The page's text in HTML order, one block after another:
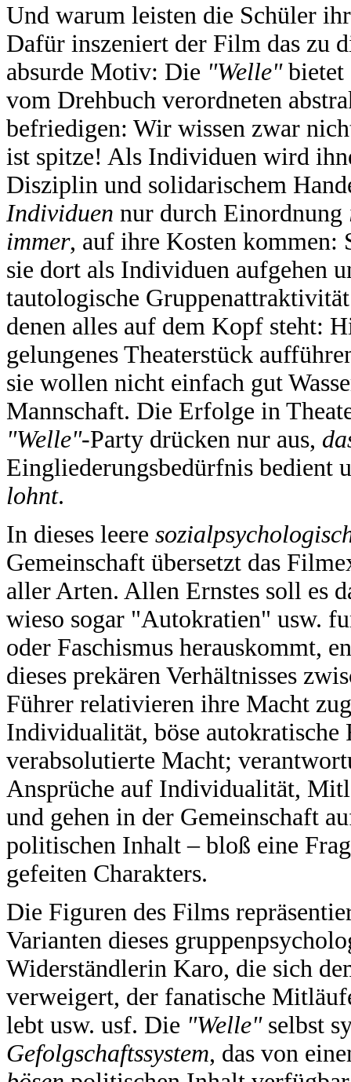
Und warum leisten die Schüler
Dafür inszeniert der Film das zu
absurde Motiv: Die "Welle"bietet
vom Drehbuch verordneten
befriedigen: Wir wissen zwar
ist spitze! Als Individuen wird
Disziplin und solidarischem
Individuen nur durch Einordnung
immer, auf ihre Kosten kommen:
sie dort als Individuen aufgehen
tautologische
denen alles auf dem Kopf steht:
gelungenes Theaterstück
sie wollen nicht einfach gut
Mannschaft. Die Erfolge in
"Welle"-Party drücken nur aus,
Eingliederungsbedürfnis bedient
lohnt.
In dieses leere
Gemeinschaft übersetzt das
aller Arten. Allen Ernstes soll es
wieso sogar "Autokratien" usw.
oder Faschismus herauskommt,
dieses prekären Verhältnisses
Führer relativieren ihre Macht
Individualität, böse autokratische
verabsolutierte Macht;
Ansprüche auf Individualität,
und gehen in der Gemeinschaft
politischen Inhalt – bloß eine
gefeiten Charakters.
Die Figuren des Films
Varianten dieses
Widerständlerin Karo, die sich
verweigert, der fanatische
lebt usw. usf. Die "Welle" selbst
Gefolgschaftssystem, das von